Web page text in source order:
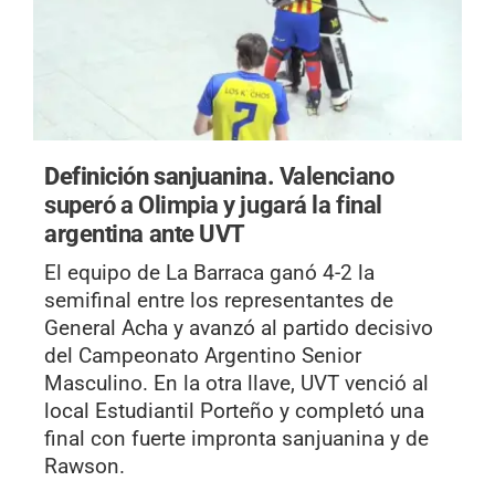
Definición sanjuanina. Valenciano
superó a Olimpia y jugará la final
argentina ante UVT
El equipo de La Barraca ganó 4-2 la
semifinal entre los representantes de
General Acha y avanzó al partido decisivo
del Campeonato Argentino Senior
Masculino. En la otra llave, UVT venció al
local Estudiantil Porteño y completó una
final con fuerte impronta sanjuanina y de
Rawson.